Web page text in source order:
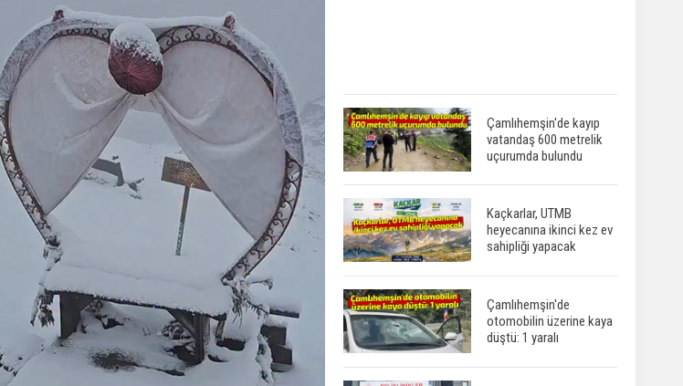
Çamlıhemşin'de kayıp
vatandaş 600 metrelik
uçurumda bulundu
Kaçkarlar, UTMB
heyecanına ikinci kez ev
sahipliği yapacak
Çamlıhemşin'de
otomobilin üzerine kaya
düştü: 1 yaralı